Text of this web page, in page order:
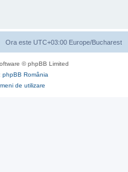
Ora este UTC+03:00 Europe/Bucharest
© phpBB Limited
phpBB România
de utilizare